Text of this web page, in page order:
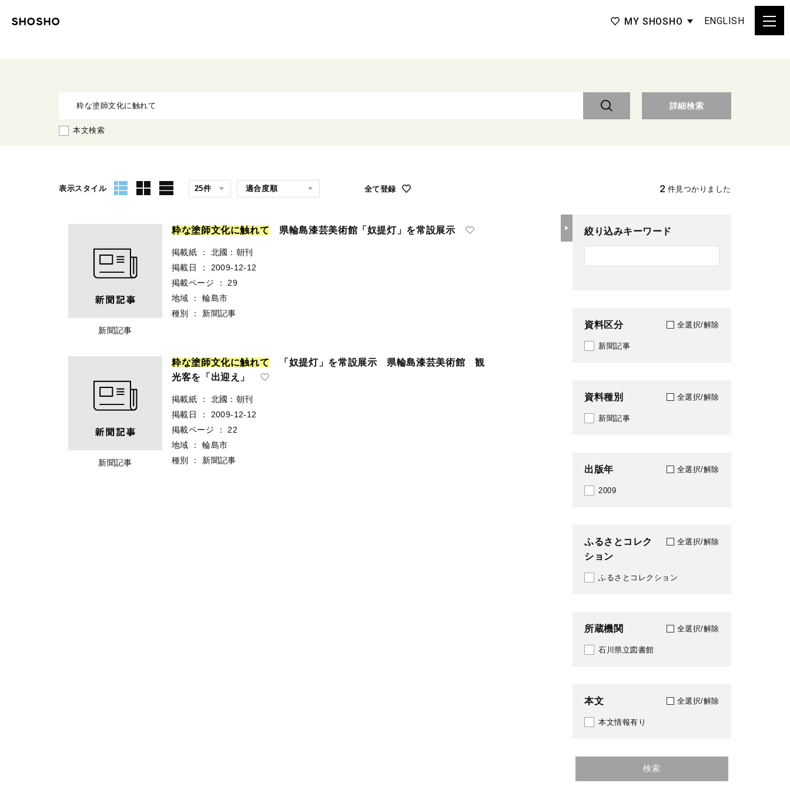
MY SHOSHO ENGLISH
詳細検索
本文検索
表示スタイル 全て登録 2 件見つかりました
新聞記事
粋な塗師文化に触れて 県輪島漆芸美術館「奴提灯」を常設展示
掲載紙 ：
北國：朝刊
掲載日
：
2009-12-12
掲載ページ
：
29
地域
：
輪島市
種別
： 新聞記事
新聞記事
粋な塗師文化に触れて 「奴提灯」を常設展示 県輪島漆芸美術館 観
光客を「出迎え」
掲載紙 ：
北國：朝刊
掲載日
：
2009-12-12
掲載ページ
：
22
地域
：
輪島市
種別
： 新聞記事
絞り込みキーワード
資料区分 全選択/解除
新聞記事
資料種別 全選択/解除
新聞記事
出版年 全選択/解除
2009
ふるさとコレク
ション
全選択/解除
ふるさとコレクション
所蔵機関 全選択/解除
石川県立図書館
本文 全選択/解除
本文情報有り
検索